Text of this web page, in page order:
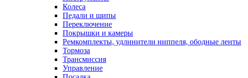
Колеса
Педали и шипы
Переключение
Покрышки и камеры
Ремкомплекты, удлинители ниппеля, ободные ленты
Тормоза
Трансмиссия
Управление